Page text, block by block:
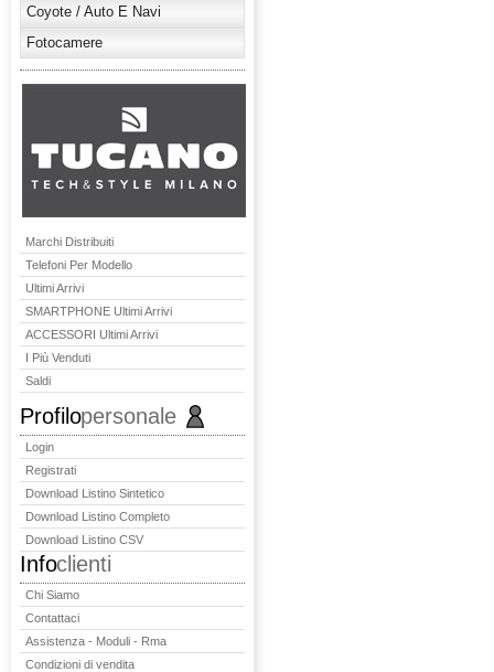
Coyote / Auto E Navi
Fotocamere
Marchi Distribuiti
Telefoni Per Modello
Ultimi Arrivi
SMARTPHONE Ultimi Arrivi
ACCESSORI Ultimi Arrivi
I Più Venduti
Saldi
Profilopersonale
Login
Registrati
Download Listino Sintetico
Download Listino Completo
Download Listino CSV
Infoclienti
Chi Siamo
Contattaci
Assistenza - Moduli - Rma
Condizioni di vendita